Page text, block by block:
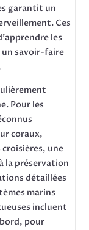
garantit un
Ces
les
savoir-faire
Pour les
coraux,
croisières, une
la préservation
détaillées
marins
incluent
pour